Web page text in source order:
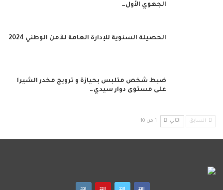
الجهوي الأول…
الحصيلة السنوية للإدارة العامة للأمن الوطني 2024
ضبط شخص متلبس بحيازة و ترويج مخدر الشيرا
على مستوى دوار سيدي…
السابق التالي 1 من 10